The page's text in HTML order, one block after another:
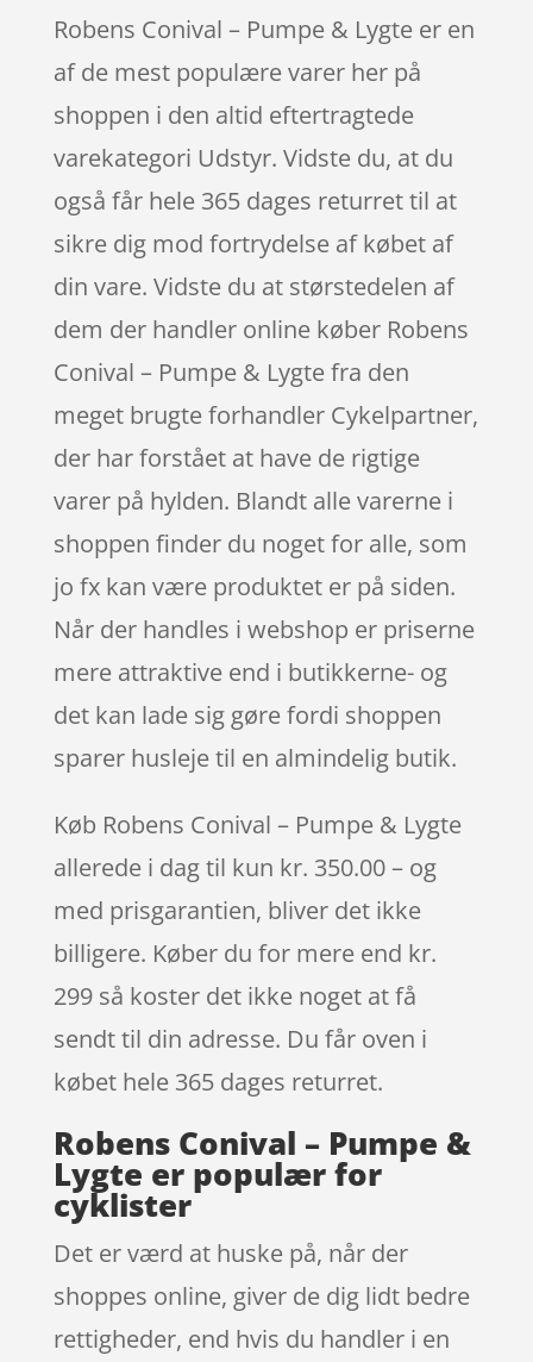
Robens Conival – Pumpe & Lygte er en
af de mest populære varer her på
shoppen i den altid eftertragtede
varekategori Udstyr. Vidste du, at du
også får hele 365 dages returret til at
sikre dig mod fortrydelse af købet af
din vare. Vidste du at størstedelen af
dem der handler online køber Robens
Conival – Pumpe & Lygte fra den
meget brugte forhandler Cykelpartner,
der har forstået at have de rigtige
varer på hylden. Blandt alle varerne i
shoppen finder du noget for alle, som
jo fx kan være produktet er på siden.
Når der handles i webshop er priserne
mere attraktive end i butikkerne- og
det kan lade sig gøre fordi shoppen
sparer husleje til en almindelig butik.
Køb Robens Conival – Pumpe & Lygte
allerede i dag til kun kr. 350.00 – og
med prisgarantien, bliver det ikke
billigere. Køber du for mere end kr.
299 så koster det ikke noget at få
sendt til din adresse. Du får oven i
købet hele 365 dages returret.
Robens Conival – Pumpe &
Lygte er populær for
cyklister
Det er værd at huske på, når der
shoppes online, giver de dig lidt bedre
rettigheder, end hvis du handler i en